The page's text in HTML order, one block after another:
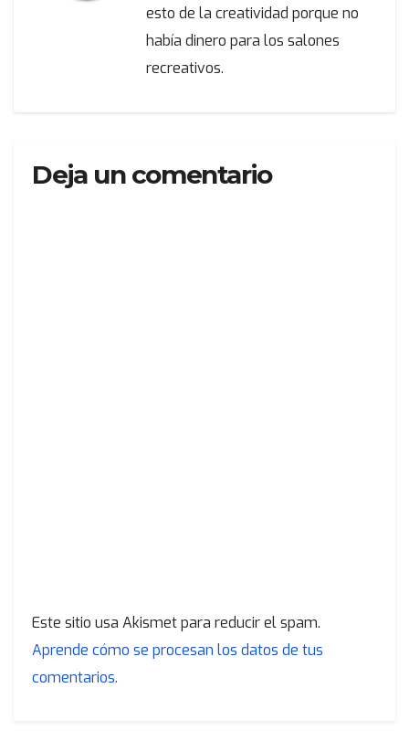
esto de la creatividad porque no
había dinero para los salones
recreativos.
Deja un comentario
Este sitio usa Akismet para reducir el spam.
Aprende cómo se procesan los datos de tus
comentarios.